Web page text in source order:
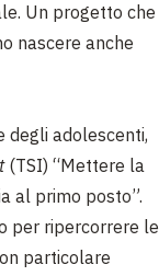
Un progetto che
nascere anche
degli adolescenti,
(TSI) “Mettere la
al primo posto”.
per ripercorrere le
particolare